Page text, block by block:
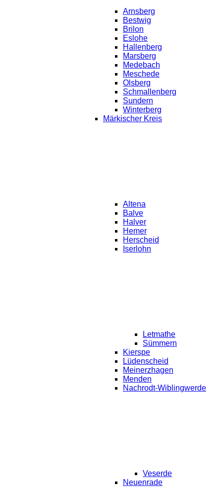
Arnsberg
Bestwig
Brilon
Eslohe
Hallenberg
Marsberg
Medebach
Meschede
Olsberg
Schmallenberg
Sundern
Winterberg
Märkischer Kreis
Altena
Balve
Halver
Hemer
Herscheid
Iserlohn
Letmathe
Sümmern
Kierspe
Lüdenscheid
Meinerzhagen
Menden
Nachrodt-Wiblingwerde
Veserde
Neuenrade